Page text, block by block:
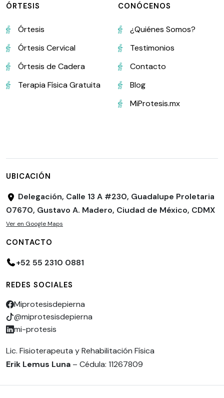
ÓRTESIS
Órtesis
Órtesis Cervical
Órtesis de Cadera
Terapia Física Gratuita
CONÓCENOS
¿Quiénes Somos?
Testimonios
Contacto
Blog
MiProtesis.mx
UBICACIÓN
Delegación, Calle 13 A #230, Guadalupe Proletaria
07670, Gustavo A. Madero, Ciudad de México, CDMX
Ver en Google Maps
CONTACTO
+52 55 2310 0881
REDES SOCIALES
Miprotesisdepierna
@miprotesisdepierna
mi-protesis
Lic. Fisioterapeuta y Rehabilitación Física
Erik Lemus Luna – Cédula: 11267809